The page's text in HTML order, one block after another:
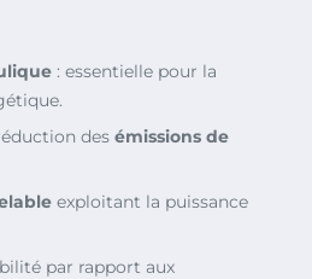
: essentielle pour la
des émissions de
exploitant la puissance
par rapport aux